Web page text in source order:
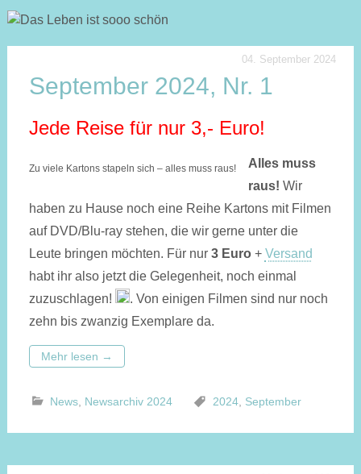
04. September 2024
September 2024, Nr. 1
Jede Reise für nur 3,- Euro!
Zu viele Kartons stapeln sich – alles muss raus!
Alles muss
raus! Wir
haben zu Hause noch eine Reihe Kartons mit Filmen
auf DVD/Blu-ray stehen, die wir gerne unter die
Leute bringen möchten. Für nur 3 Euro+ Versand
habt ihr also jetzt die Gelegenheit, noch einmal
zuzuschlagen!
. Von einigen Filmen sind nur noch
zehn bis zwanzig Exemplare da.
Mehr lesen →
News, Newsarchiv 2024 2024, September